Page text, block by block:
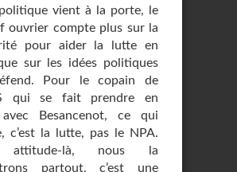
vient à la porte, le
ouvrier compte plus sur la
pour aider la lutte en
sur les idées politiques
Pour le copain de
qui se fait prendre en
Besancenot, ce qui
c’est la lutte, pas le NPA.
attitude-là, nous la
partout, c’est une